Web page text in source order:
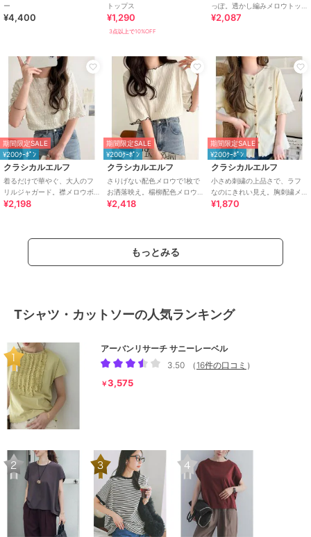
ー
¥4,400
トップス
¥1,290
3点以上で10%OFF
っぽ。透かし編みメロウトッ
プスカットソー（半袖）
¥2,087
期間限定SALE
¥200ｸｰﾎﾟﾝ
クラシカルエルフ
着るだけで華やぐ、大人のフ
リルジャガード。襟メロウボ
ーダー見えフリルカットソー
¥2,198
期間限定SALE
¥200ｸｰﾎﾟﾝ
クラシカルエルフ
さりげない配色メロウで1枚で
お洒落映え。楊柳配色メロウ
トップス (半袖)
¥2,418
期間限定SALE
¥200ｸｰﾎﾟﾝ
クラシカルエルフ
小さめ刺繍の上品さで、ラフ
なのにきれい見え。胸刺繍メ
ロウワッフルカーディガン
¥1,870
もっとみる
Tシャツ・カットソーの人気ランキング
アーバンリサーチ サニーレーベル
3.50
（ 16件の口コミ ）
￥3,575